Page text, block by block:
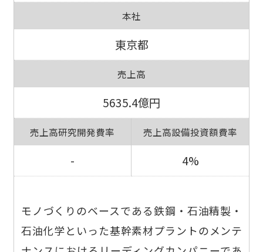
本社
東京都
売上高
5635.4億円
売上高研究開発費率
-
売上高設備投資額費率
4%
モノづくりのベースである鉄鋼・石油精製・
石油化学といった基幹素材プラントのメンテ